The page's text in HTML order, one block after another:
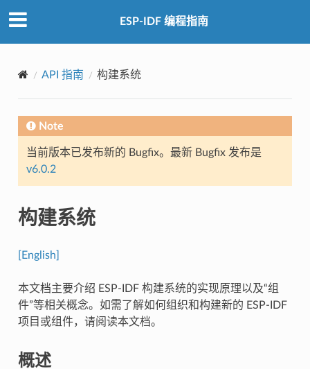
ESP-IDF 编程指南
API 指南 构建系统
Note
当前版本已发布新的 Bugfix。最新 Bugfix 发布是
v6.0.2
构建系统
[English]
本文档主要介绍 ESP-IDF 构建系统的实现原理以及“组
件”等相关概念。如需了解如何组织和构建新的 ESP-IDF
项目或组件，请阅读本文档。
概述